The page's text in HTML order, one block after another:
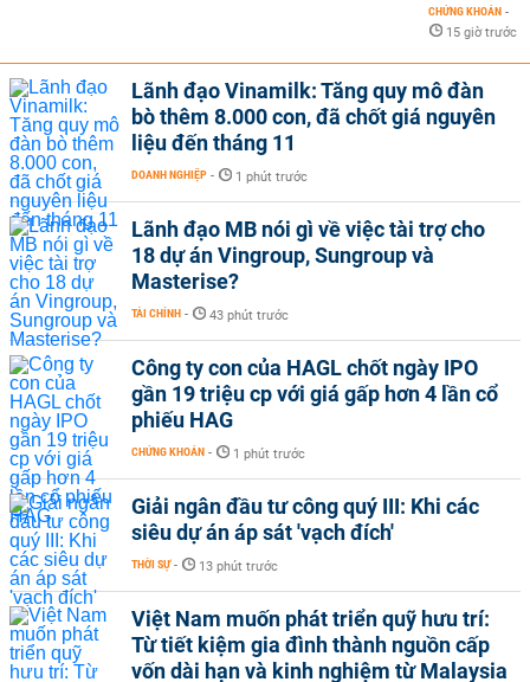
CHỨNG KHOÁN -
15 giờ trước
Lãnh đạo Vinamilk: Tăng quy mô đàn
bò thêm 8.000 con, đã chốt giá nguyên
liệu đến tháng 11
DOANH NGHIỆP - 1 phút trước
Lãnh đạo MB nói gì về việc tài trợ cho
18 dự án Vingroup, Sungroup và
Masterise?
TÀI CHÍNH - 43 phút trước
Công ty con của HAGL chốt ngày IPO
gần 19 triệu cp với giá gấp hơn 4 lần cổ
phiếu HAG
CHỨNG KHOÁN - 1 phút trước
Giải ngân đầu tư công quý III: Khi các
siêu dự án áp sát 'vạch đích'
THỜI SỰ - 13 phút trước
Việt Nam muốn phát triển quỹ hưu trí:
Từ tiết kiệm gia đình thành nguồn cấp
vốn dài hạn và kinh nghiệm từ Malaysia